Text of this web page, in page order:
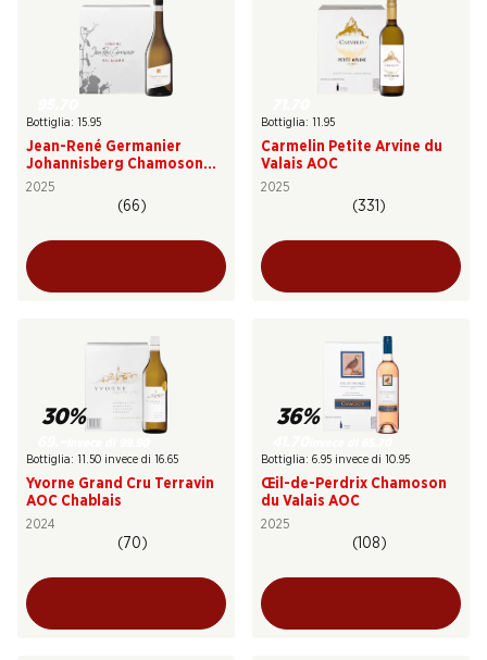
Bottiglia: 15.95
Jean-René Germanier
Johannisberg Chamoson
AOC Valais
2025
(66)
Bottiglia: 11.95
Carmelin Petite Arvine du
Valais AOC
2025
(331)
30%
Bottiglia: 11.50 invece di 16.65
Yvorne Grand Cru Terravin
AOC Chablais
2024
(70)
36%
Bottiglia: 6.95 invece di 10.95
Œil-de-Perdrix Chamoson
du Valais AOC
2025
(108)